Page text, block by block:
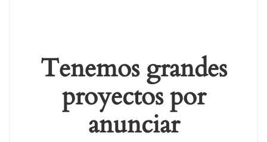
Tenemos grandes
proyectos por
anunciar